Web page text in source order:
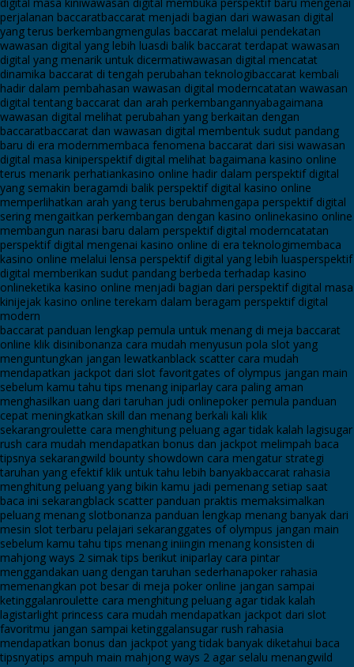
perjalanan baccaratbaccarat menjadi bagian dari wawasan digital
yang terus berkembangmengulas baccarat melalui pendekatan
wawasan digital yang lebih luasdi balik baccarat terdapat wawasan
digital yang menarik untuk dicermatiwawasan digital mencatat
dinamika baccarat di tengah perubahan teknologibaccarat kembali
hadir dalam pembahasan wawasan digital moderncatatan wawasan
digital tentang baccarat dan arah perkembangannyabagaimana
wawasan digital melihat perubahan yang berkaitan dengan
baccaratbaccarat dan wawasan digital membentuk sudut pandang
baru di era modernmembaca fenomena baccarat dari sisi wawasan
digital masa kiniperspektif digital melihat bagaimana kasino online
terus menarik perhatiankasino online hadir dalam perspektif digital
yang semakin beragamdi balik perspektif digital kasino online
memperlihatkan arah yang terus berubahmengapa perspektif digital
sering mengaitkan perkembangan dengan kasino onlinekasino online
membangun narasi baru dalam perspektif digital moderncatatan
perspektif digital mengenai kasino online di era teknologimembaca
kasino online melalui lensa perspektif digital yang lebih luasperspektif
digital memberikan sudut pandang berbeda terhadap kasino
onlineketika kasino online menjadi bagian dari perspektif digital masa
kinijejak kasino online terekam dalam beragam perspektif digital
modern
baccarat panduan lengkap pemula untuk menang di meja baccarat
online klik disinibonanza cara mudah menyusun pola slot yang
menguntungkan jangan lewatkanblack scatter cara mudah
mendapatkan jackpot dari slot favoritgates of olympus jangan main
sebelum kamu tahu tips menang iniparlay cara paling aman
menghasilkan uang dari taruhan judi onlinepoker pemula panduan
cepat meningkatkan skill dan menang berkali kali klik
sekarangroulette cara menghitung peluang agar tidak kalah lagisugar
rush cara mudah mendapatkan bonus dan jackpot melimpah baca
tipsnya sekarangwild bounty showdown cara mengatur strategi
taruhan yang efektif klik untuk tahu lebih banyakbaccarat rahasia
menghitung peluang yang bikin kamu jadi pemenang setiap saat
baca ini sekarangblack scatter panduan praktis memaksimalkan
peluang menang slotbonanza panduan lengkap menang banyak dari
mesin slot terbaru pelajari sekaranggates of olympus jangan main
sebelum kamu tahu tips menang iniingin menang konsisten di
mahjong ways 2 simak tips berikut iniparlay cara pintar
menggandakan uang dengan taruhan sederhanapoker rahasia
memenangkan pot besar di meja poker online jangan sampai
ketinggalanroulette cara menghitung peluang agar tidak kalah
lagistarlight princess cara mudah mendapatkan jackpot dari slot
favoritmu jangan sampai ketinggalansugar rush rahasia
mendapatkan bonus dan jackpot yang tidak banyak diketahui baca
tipsnyatips ampuh main mahjong ways 2 agar selalu menangwild